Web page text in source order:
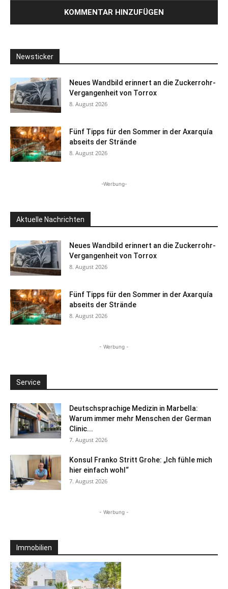
Newsticker
Neues Wandbild erinnert an die Zuckerrohr-
Vergangenheit von Torrox
8. August 2026
Fünf Tipps für den Sommer in der Axarquía
abseits der Strände
8. August 2026
-Werbung-
Aktuelle Nachrichten
Neues Wandbild erinnert an die Zuckerrohr-
Vergangenheit von Torrox
8. August 2026
Fünf Tipps für den Sommer in der Axarquía
abseits der Strände
8. August 2026
- Werbung -
Service
Deutschsprachige Medizin in Marbella:
Warum immer mehr Menschen der German
Clinic...
7. August 2026
Konsul Franko Stritt Grohe: „Ich fühle mich
hier einfach wohl“
7. August 2026
- Werbung -
Immobilien